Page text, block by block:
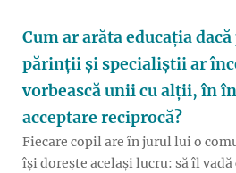
Cum ar arăta educația
părinții și specialiștii ar
vorbească unii cu alții, în
acceptare reciprocă?
Fiecare copil are în jurul lui o
își dorește același lucru: să îl